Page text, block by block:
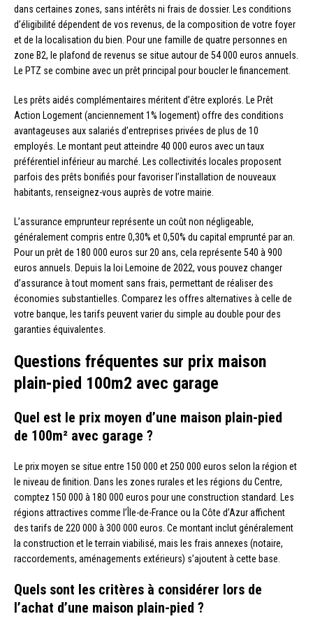
dans certaines zones, sans intérêts ni frais de dossier. Les conditions
d’éligibilité dépendent de vos revenus, de la composition de votre foyer
et de la localisation du bien. Pour une famille de quatre personnes en
zone B2, le plafond de revenus se situe autour de 54 000 euros annuels.
Le PTZ se combine avec un prêt principal pour boucler le financement.
Les prêts aidés complémentaires méritent d’être explorés. Le Prêt
Action Logement (anciennement 1% logement) offre des conditions
avantageuses aux salariés d’entreprises privées de plus de 10
employés. Le montant peut atteindre 40 000 euros avec un taux
préférentiel inférieur au marché. Les collectivités locales proposent
parfois des prêts bonifiés pour favoriser l’installation de nouveaux
habitants, renseignez-vous auprès de votre mairie.
L’assurance emprunteur représente un coût non négligeable,
généralement compris entre 0,30% et 0,50% du capital emprunté par an.
Pour un prêt de 180 000 euros sur 20 ans, cela représente 540 à 900
euros annuels. Depuis la loi Lemoine de 2022, vous pouvez changer
d’assurance à tout moment sans frais, permettant de réaliser des
économies substantielles. Comparez les offres alternatives à celle de
votre banque, les tarifs peuvent varier du simple au double pour des
garanties équivalentes.
Questions fréquentes sur prix maison
plain-pied 100m2 avec garage
Quel est le prix moyen d’une maison plain-pied
de 100m² avec garage ?
Le prix moyen se situe entre 150 000 et 250 000 euros selon la région et
le niveau de finition. Dans les zones rurales et les régions du Centre,
comptez 150 000 à 180 000 euros pour une construction standard. Les
régions attractives comme l’Île-de-France ou la Côte d’Azur affichent
des tarifs de 220 000 à 300 000 euros. Ce montant inclut généralement
la construction et le terrain viabilisé, mais les frais annexes (notaire,
raccordements, aménagements extérieurs) s’ajoutent à cette base.
Quels sont les critères à considérer lors de
l’achat d’une maison plain-pied ?